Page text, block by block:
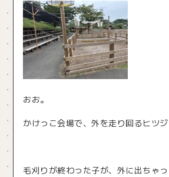
おお。
かけっこ会場で、外を走り回るヒツジ
毛刈りが終わった子が、外に出ちゃ